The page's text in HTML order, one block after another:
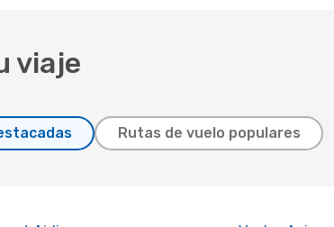
viaje
Rutas de vuelo populares